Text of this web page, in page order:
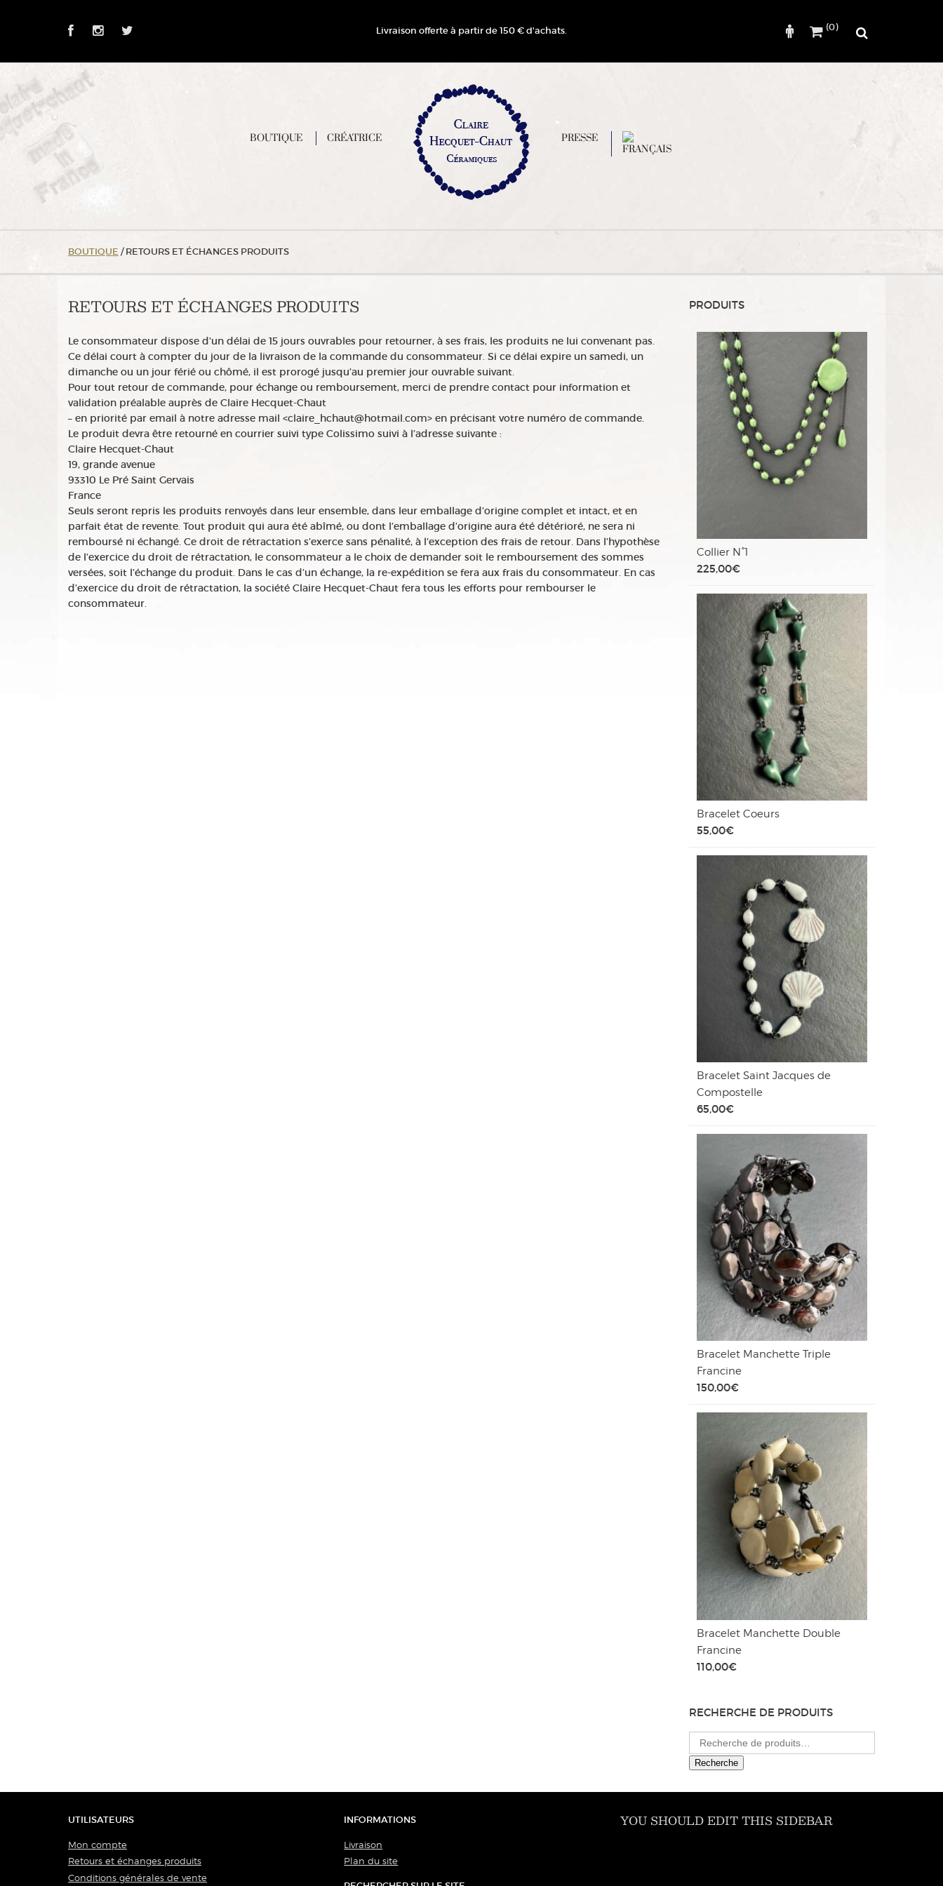
(0) Rechercher
Livraison offerte à partir de 150 € d'achats.
BOUTIQUE CRÉATRICE PRESSE
BOUTIQUE / RETOURS ET ÉCHANGES PRODUITS
RETOURS ET ÉCHANGES PRODUITS
Le consommateur dispose d’un délai de 15 jours ouvrables pour retourner, à ses frais, les produits ne lui convenant pas.
Ce délai court à compter du jour de la livraison de la commande du consommateur. Si ce délai expire un samedi, un
dimanche ou un jour férié ou chômé, il est prorogé jusqu’au premier jour ouvrable suivant.
Pour tout retour de commande, pour échange ou remboursement, merci de prendre contact pour information et
validation préalable auprès de Claire Hecquet-Chaut
– en priorité par email à notre adresse mail <claire_hchaut@hotmail.com> en précisant votre numéro de commande.
Le produit devra être retourné en courrier suivi type Colissimo suivi à l’adresse suivante :
Claire Hecquet-Chaut
19, grande avenue
93310 Le Pré Saint Gervais
France
Seuls seront repris les produits renvoyés dans leur ensemble, dans leur emballage d’origine complet et intact, et en
parfait état de revente. Tout produit qui aura été abîmé, ou dont l’emballage d’origine aura été détérioré, ne sera ni
remboursé ni échangé. Ce droit de rétractation s’exerce sans pénalité, à l’exception des frais de retour. Dans l’hypothèse
de l’exercice du droit de rétractation, le consommateur a le choix de demander soit le remboursement des sommes
versées, soit l’échange du produit. Dans le cas d’un échange, la re-expédition se fera aux frais du consommateur. En cas
d’exercice du droit de rétractation, la société Claire Hecquet-Chaut fera tous les efforts pour rembourser le
consommateur.
PRODUITS
Collier N°1
225,00€
Bracelet Coeurs
55,00€
Bracelet Saint Jacques de
Compostelle
65,00€
Bracelet Manchette Triple
Francine
150,00€
Bracelet Manchette Double
Francine
110,00€
RECHERCHE DE PRODUITS
Recherche
pour :
Recherche
UTILISATEURS
Mon compte
Retours et échanges produits
Conditions générales de vente
INFORMATIONS
Livraison
Plan du site
YOU SHOULD EDIT THIS SIDEBAR